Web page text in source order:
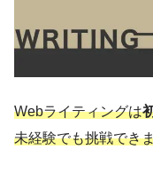
Webライティングは
未経験でも挑戦でき